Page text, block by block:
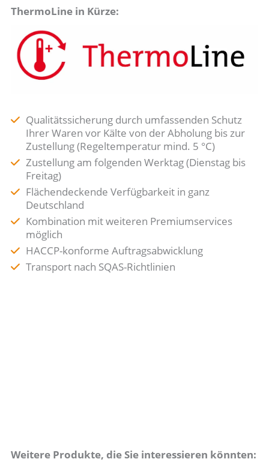
ThermoLine in Kürze:
Qualitätssicherung durch umfassenden Schutz
Ihrer Waren vor Kälte von der Abholung bis zur
Zustellung (Regeltemperatur mind. 5 °C)
Zustellung am folgenden Werktag (Dienstag bis
Freitag)
Flächendeckende Verfügbarkeit in ganz
Deutschland
Kombination mit weiteren Premiumservices
möglich
HACCP-konforme Auftragsabwicklung
Transport nach SQAS-Richtlinien
Weitere Produkte, die Sie interessieren könnten: